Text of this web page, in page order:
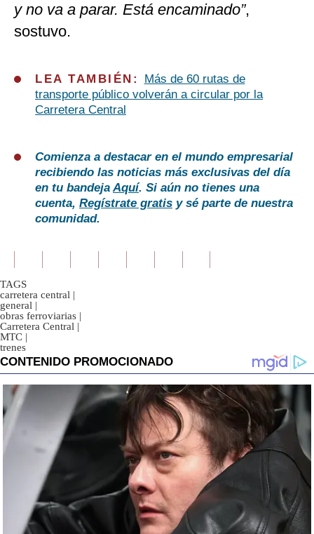
y no va a parar. Está encaminado”,
sostuvo.
LEA TAMBIÉN:
Más de 60 rutas de
transporte público volverán a circular por la
Carretera Central
Comienza a destacar en el mundo empresarial
recibiendo las noticias más exclusivas del día
en tu bandejaAquí. Si aún no tienes una
cuenta, Regístrate gratis y sé parte de nuestra
comunidad.
TAGS
carretera central |
general |
obras ferroviarias |
Carretera Central |
MTC |
trenes